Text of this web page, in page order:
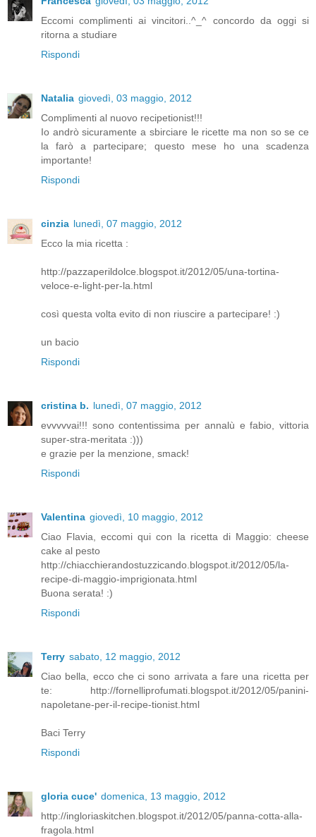
Eccomi complimenti ai vincitori..^_^ concordo da oggi si
ritorna a studiare
Rispondi
Natalia giovedì, 03 maggio, 2012
Complimenti al nuovo recipetionist!!!
Io andrò sicuramente a sbirciare le ricette ma non so se ce
la farò a partecipare; questo mese ho una scadenza
importante!
Rispondi
cinzia lunedì, 07 maggio, 2012
Ecco la mia ricetta :
http://pazzaperildolce.blogspot.it/2012/05/una-tortina-
veloce-e-light-per-la.html
così questa volta evito di non riuscire a partecipare! :)
un bacio
Rispondi
cristina b. lunedì, 07 maggio, 2012
evvvvvai!!! sono contentissima per annalù e fabio, vittoria
super-stra-meritata :)))
e grazie per la menzione, smack!
Rispondi
Valentina giovedì, 10 maggio, 2012
Ciao Flavia, eccomi qui con la ricetta di Maggio: cheese
cake al pesto
http://chiacchierandostuzzicando.blogspot.it/2012/05/la-
recipe-di-maggio-imprigionata.html
Buona serata! :)
Rispondi
Terry sabato, 12 maggio, 2012
Ciao bella, ecco che ci sono arrivata a fare una ricetta per
te: http://fornelliprofumati.blogspot.it/2012/05/panini-
napoletane-per-il-recipe-tionist.html
Baci Terry
Rispondi
gloria cuce' domenica, 13 maggio, 2012
http://ingloriaskitchen.blogspot.it/2012/05/panna-cotta-alla-
fragola.html